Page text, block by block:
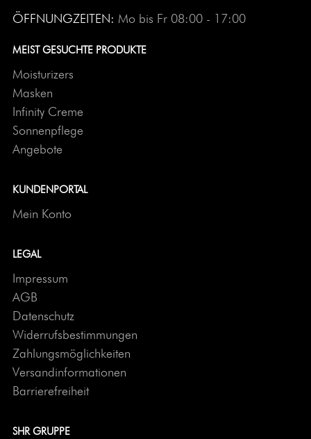
ÖFFNUNGZEITEN: Mo bis Fr 08:00 - 17:00
MEIST GESUCHTE PRODUKTE
Moisturizers
Masken
Infinity Creme
Sonnenpflege
Angebote
KUNDENPORTAL
Mein Konto
LEGAL
Impressum
AGB
Datenschutz
Widerrufsbestimmungen
Zahlungsmöglichkeiten
Versandinformationen
Barrierefreiheit
SHR GRUPPE